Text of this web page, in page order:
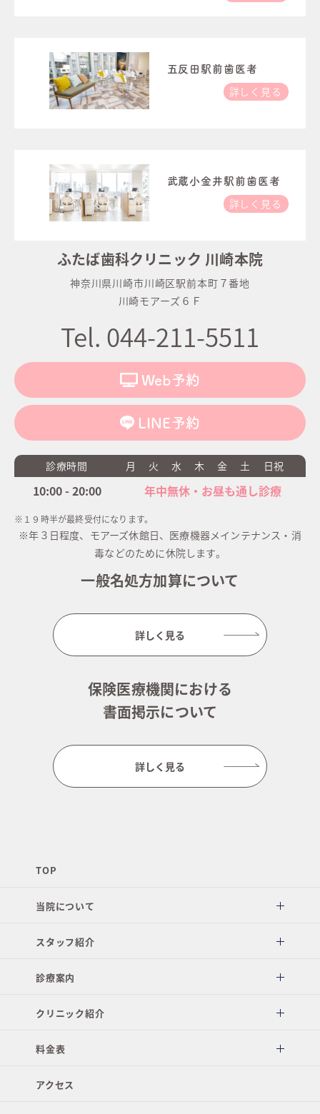
五反田駅前歯医者
詳しく見る
武蔵小金井駅前歯医者
詳しく見る
ふたば歯科クリニック 川崎本院
神奈川県川崎市川崎区駅前本町７番地
川崎モアーズ６Ｆ
Tel. 044-211-5511
Web予約
LINE予約
診療時間 月 火 水 木 金 土 日祝
10:00 - 20:00 年中無休・お昼も通し診療
※１９時半が最終受付になります。
※年３日程度、モアーズ休館日、医療機器メインテナンス・消
毒などのために休院します。
一般名処方加算について
詳しく見る
保険医療機関における
書面掲示について
詳しく見る
TOP
当院について
スタッフ紹介
診療案内
クリニック紹介
料金表
アクセス